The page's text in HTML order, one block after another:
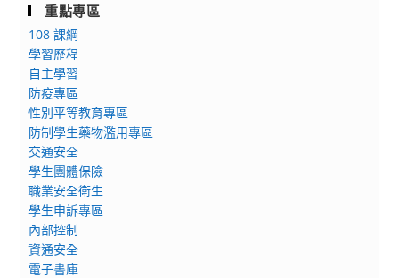
重點專區
108 課綱
學習歷程
自主學習
防疫專區
性別平等教育專區
防制學生藥物濫用專區
交通安全
學生團體保險
職業安全衛生
學生申訴專區
內部控制
資通安全
電子書庫